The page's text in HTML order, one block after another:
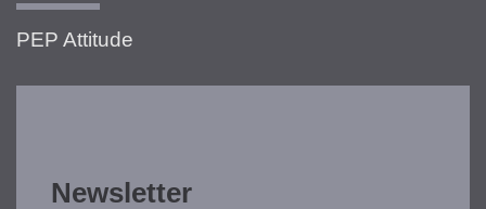
PEP Attitude
Newsletter